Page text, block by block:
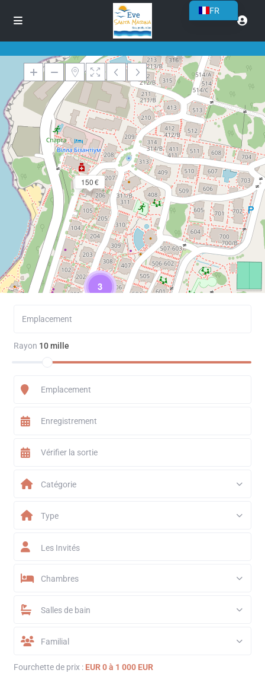
Chargement des cartes
150 €
3
Rayon 10 mille
Catégorie
Type
Les Invités
Chambres
Salles de bain
Familial
Fourchette de prix : EUR 0 à 1 000 EUR
FR
RO
DE
PL
UK
CS
SK
NN
ET
NL